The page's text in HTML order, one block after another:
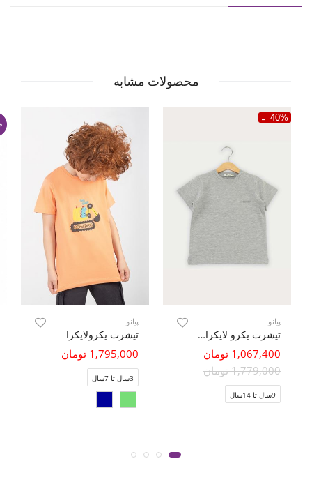
محصولات مشابه
40%
پیانو
تیشرت یکرو لایکرا بیسیک
1,067,400 تومان
1,779,000 تومان
9سال تا 14سال
پیانو
تیشرت یکرولایکرا
1,795,000 تومان
3سال تا 7سال